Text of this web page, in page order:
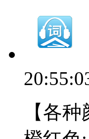
【各